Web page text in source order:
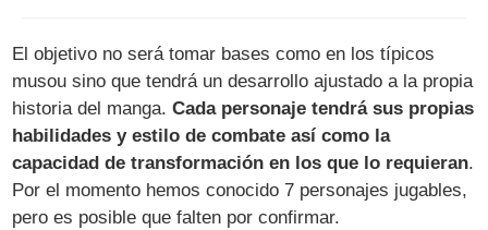
El objetivo no será tomar bases como en los típicos
musou sino que tendrá un desarrollo ajustado a la propia
historia del manga.Cada personaje tendrá sus propias
habilidades y estilo de combate así como la
capacidad de transformación en los que lo requieran.
Por el momento hemos conocido 7 personajes jugables,
pero es posible que falten por confirmar.